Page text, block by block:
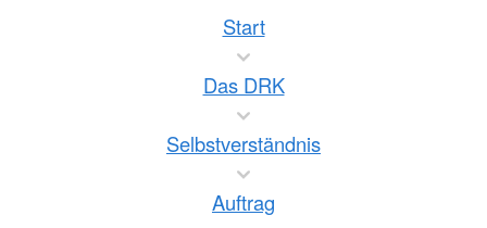
Start
Das DRK
Selbstverständnis
Auftrag